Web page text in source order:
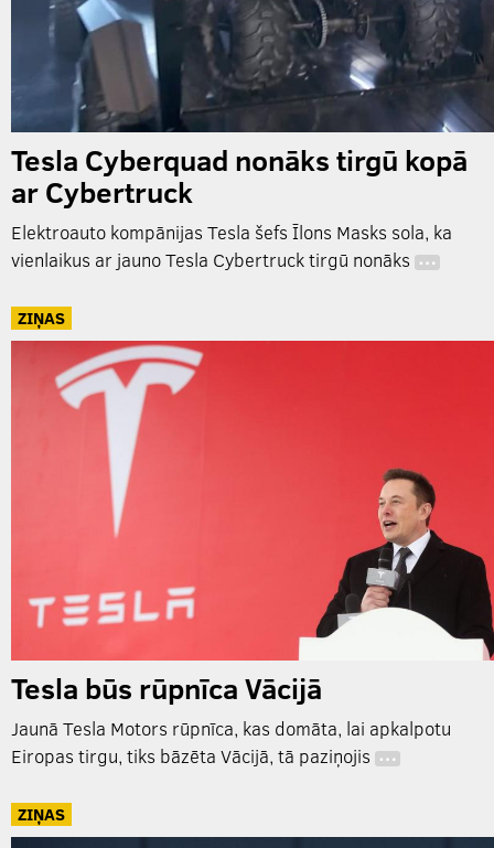
Tesla Cyberquad nonāks tirgū kopā
ar Cybertruck
Elektroauto kompānijas Tesla šefs Īlons Masks sola, ka
vienlaikus ar jauno Tesla Cybertruck tirgū nonāks …
ZIŅAS
Tesla būs rūpnīca Vācijā
Jaunā Tesla Motors rūpnīca, kas domāta, lai apkalpotu
Eiropas tirgu, tiks bāzēta Vācijā, tā paziņojis …
ZIŅAS